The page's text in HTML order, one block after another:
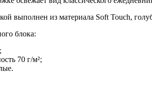
выполнен из материала Soft Touch,
блока:
70 г/м²;